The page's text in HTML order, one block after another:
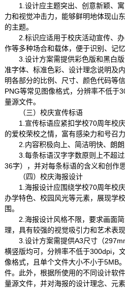
1.设计应主题突出、创意新颖、
力和视觉冲击力，能够鲜明地体现山
的主题。
2.标识应适用于校庆活动宣传、
作等多种场合和载体，便于识别、记忆
3.设计方案需提供彩色版和黑白
准字体、标准色彩、设计理念说明及
明各部分的比例、尺寸、颜色代码等
PNG等常见图像格式，分辨率不低于
量源文件。
（三）校庆宣传标语
1.宣传标语应紧扣学校70周年校
的爱校荣校之情，富有感染力和号召力
2.内容积极向上、简洁明快、朗朗
3.每条标语汉字字数原则上不超
36字），并对每条标语的含义和创作
（四）校庆海报设计
1.海报设计应围绕学校70周年校
办学特色、校园风光等元素，展现学
围。
2.海报设计风格不限，要求画面
理，具有较强的视觉吸引力和艺术表现
3.设计方案需提供A3尺寸（
横竖版均可，分辨率不低于300dpi，
像格式，且单个文件大小不小于5MB
件。此外，根据所使用的不同设计软
量源文件，并对海报的设计理念、元